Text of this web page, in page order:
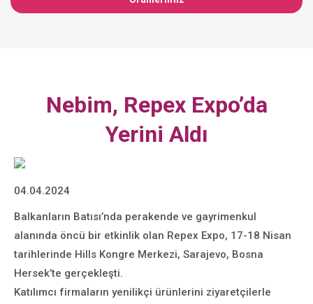
Nebim, Repex Expo’da
Yerini Aldı
04.04.2024
Balkanların Batısı’nda perakende ve gayrimenkul
alanında öncü bir etkinlik olan Repex Expo, 17-18 Nisan
tarihlerinde Hills Kongre Merkezi, Sarajevo, Bosna
Hersek’te gerçekleşti.
Katılımcı firmaların yenilikçi ürünlerini ziyaretçilerle